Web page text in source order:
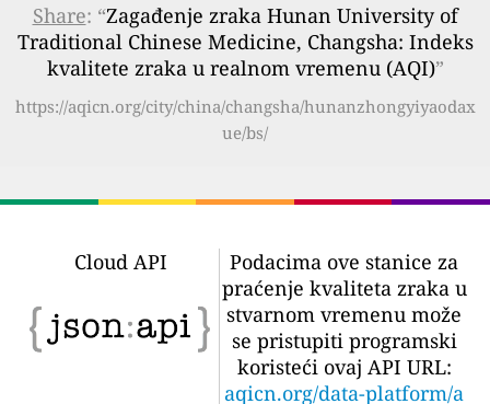
Share: “Zagađenje zraka Hunan University of
Traditional Chinese Medicine, Changsha: Indeks
kvalitete zraka u realnom vremenu (AQI)”
https://aqicn.org/city/china/changsha/hunanzhongyiyaodax
ue/bs/
Cloud API
Podacima ove stanice za
praćenje kvaliteta zraka u
stvarnom vremenu može
se pristupiti programski
koristeći ovaj API URL:
aqicn.org/data-platform/a